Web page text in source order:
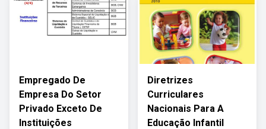
Empregado De
Empresa Do Setor
Privado Exceto De
Instituições
Diretrizes
Curriculares
Nacionais Para A
Educação Infantil